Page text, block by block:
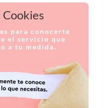
Cookies
para conocerte
el servicio que
a tu medida.